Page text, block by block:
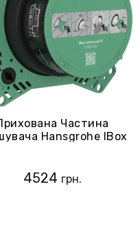
Частина
Hansgrohe IBox
4524 грн.